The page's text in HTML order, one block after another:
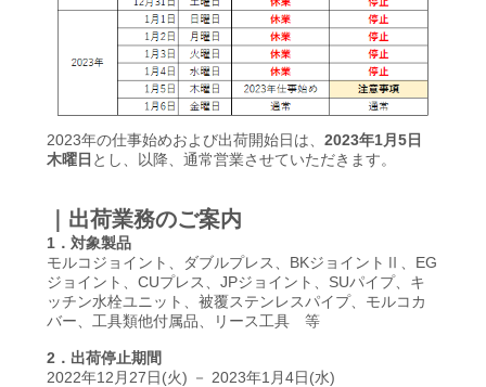
2023年の仕事始めおよび出荷開始日は、 2023年1月5日
木曜日 とし、以降、通常営業させていただきます。
｜出荷業務のご案内
1．対象製品
モルコジョイント、ダブルプレス、BKジョイントⅡ、EG
ジョイント、CUプレス、JPジョイント、SUパイプ、キ
ッチン水栓ユニット、被覆ステンレスパイプ、モルコカ
バー、工具類他付属品、リース工具 等
2．出荷停止期間
2022年12月27日(火) － 2023年1月4日(水)